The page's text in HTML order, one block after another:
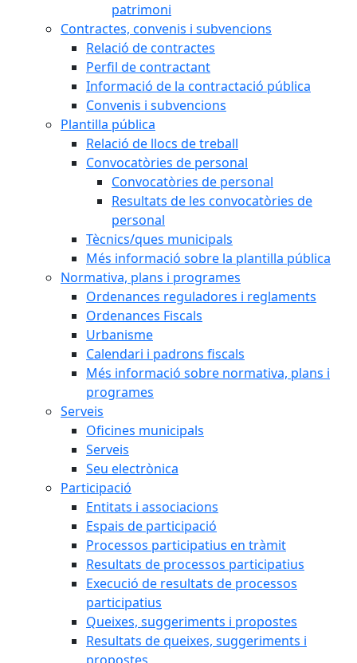
patrimoni
Contractes, convenis i subvencions
Relació de contractes
Perfil de contractant
Informació de la contractació pública
Convenis i subvencions
Plantilla pública
Relació de llocs de treball
Convocatòries de personal
Convocatòries de personal
Resultats de les convocatòries de
personal
Tècnics/ques municipals
Més informació sobre la plantilla pública
Normativa, plans i programes
Ordenances reguladores i reglaments
Ordenances Fiscals
Urbanisme
Calendari i padrons fiscals
Més informació sobre normativa, plans i
programes
Serveis
Oficines municipals
Serveis
Seu electrònica
Participació
Entitats i associacions
Espais de participació
Processos participatius en tràmit
Resultats de processos participatius
Execució de resultats de processos
participatius
Queixes, suggeriments i propostes
Resultats de queixes, suggeriments i